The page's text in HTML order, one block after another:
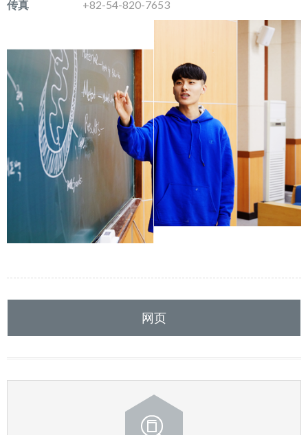
传真
+82-54-820-7653
网页